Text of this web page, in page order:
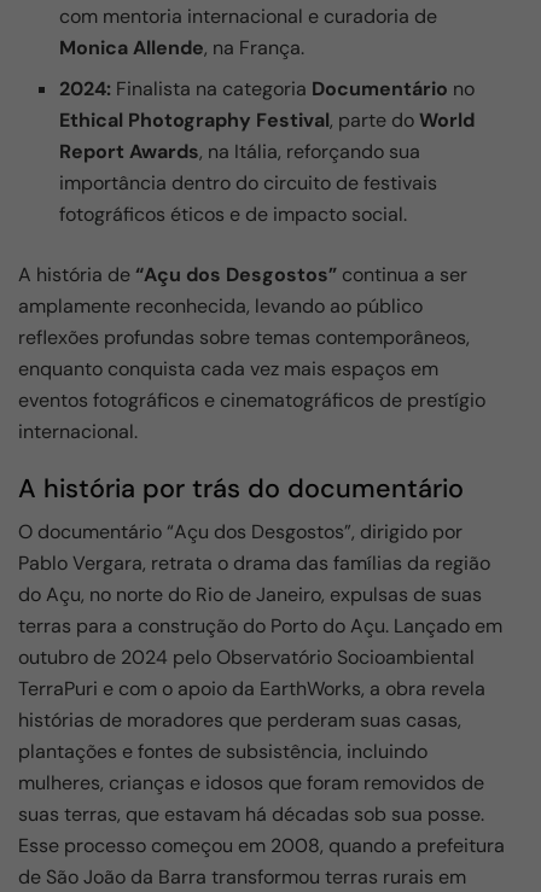
com mentoria internacional e curadoria de
Monica Allende, na França.
2024: Finalista na categoria Documentário no
Ethical Photography Festival, parte doWorld
Report Awards, na Itália, reforçando sua
importância dentro do circuito de festivais
fotográficos éticos e de impacto social.
A história de“Açu dos Desgostos” continua a ser
amplamente reconhecida, levando ao público
reflexões profundas sobre temas contemporâneos,
enquanto conquista cada vez mais espaços em
eventos fotográficos e cinematográficos de prestígio
internacional.
A história por trás do documentário
O documentário “Açu dos Desgostos”, dirigido por
Pablo Vergara, retrata o drama das famílias da região
do Açu, no norte do Rio de Janeiro, expulsas de suas
terras para a construção do Porto do Açu. Lançado em
outubro de 2024 pelo Observatório Socioambiental
TerraPuri e com o apoio da EarthWorks, a obra revela
histórias de moradores que perderam suas casas,
plantações e fontes de subsistência, incluindo
mulheres, crianças e idosos que foram removidos de
suas terras, que estavam há décadas sob sua posse.
Esse processo começou em 2008, quando a prefeitura
de São João da Barra transformou terras rurais em